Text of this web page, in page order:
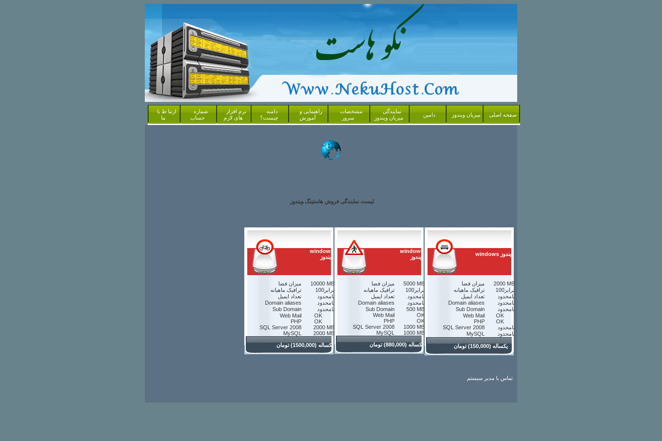
ارتبا ط با
ما
شماره
حساب
نرم افزار
های لازم
دامنه
چیست؟
راهنمایی و
آموزش
مشخصات
سرور
نمایندگی
میزبان ویندوز
دامین میزبان ویندوز صفحه اصلی
لیست نمایندگی فروش هاستینگ ویندوز
windows ويندوز
ميزان فضا
2000 MB
ترافيک ماهيانه
100برابر
تعداد ايميل
نامحدود
Domain aliases
نامحدود
Sub Domain
نامحدود
Web Mail
OK
PHP
OK
SQL Server 2008
نامحدود
MySQL
نامحدود
يكساله (150,000) تومان
windows
ويندوز
ميزان فضا
5000 MB
ترافيک ماهيانه
100برابر
تعداد ايميل
نامحدود
Domain aliases
نامحدود
Sub Domain
500 MB
Web Mail
OK
PHP
OK
SQL Server 2008
1000 MB
MySQL
1000 MB
يكساله (880,000) تومان
windows
ويندوز
ميزان فضا
10000 MB
ترافيک ماهيانه
100برابر
تعداد ايميل
نامحدود
Domain aliases
نامحدود
Sub Domain
نامحدود
Web Mail
OK
PHP
OK
SQL Server 2008
2000 MB
MySQL
2000 MB
يكساله (1500,000) تومان
تماس با مدیر سیستم